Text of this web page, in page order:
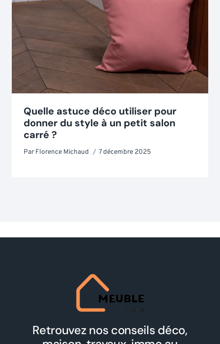
Quelle astuce déco utiliser pour
donner du style à un petit salon
carré ?
Par Florence Michaud 7 décembre 2025
Retrouvez nos conseils déco,